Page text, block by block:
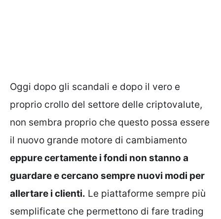
Oggi dopo gli scandali e dopo il vero e
proprio crollo del settore delle criptovalute,
non sembra proprio che questo possa essere
il nuovo grande motore di cambiamento
eppure certamente i fondi non stanno a
guardare e cercano sempre nuovi modi per
allertare i clienti. Le piattaforme sempre più
semplificate che permettono di fare trading